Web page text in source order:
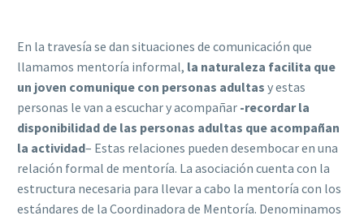
En la travesía se dan situaciones de comunicación que
llamamos mentoría informal, la naturaleza facilita que
un joven comunique con personas adultas y estas
personas le van a escuchar y acompañar -recordar la
disponibilidad de las personas adultas que acompañan
la actividad– Estas relaciones pueden desembocar en una
relación formal de mentoría. La asociación cuenta con la
estructura necesaria para llevar a cabo la mentoría con los
estándares de la Coordinadora de Mentoría. Denominamos